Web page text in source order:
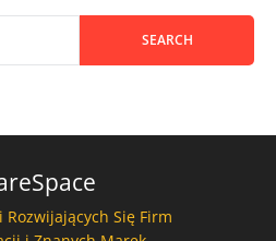
are available use up and
SEARCH
Się Firm